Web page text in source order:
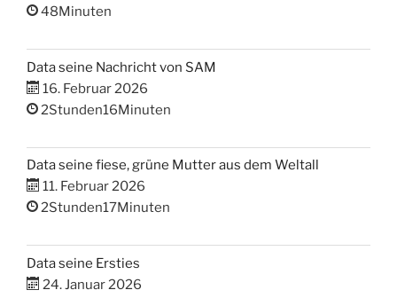
48Minuten
Data seine Nachricht von SAM
16. Februar 2026
2Stunden16Minuten
Data seine fiese, grüne Mutter aus dem Weltall
11. Februar 2026
2Stunden17Minuten
Data seine Ersties
24. Januar 2026